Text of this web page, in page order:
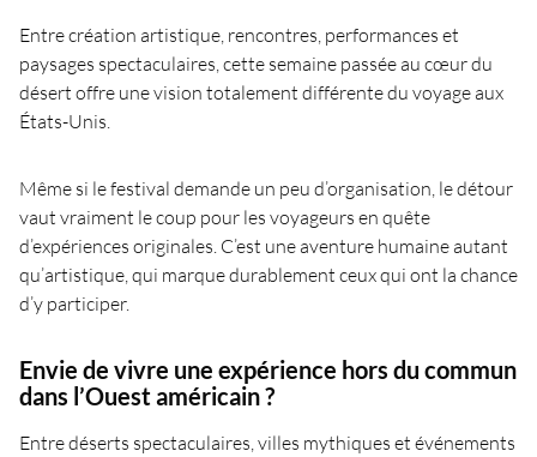
Entre création artistique, rencontres, performances et
paysages spectaculaires, cette semaine passée au cœur du
désert offre une vision totalement différente du voyage aux
États-Unis.
Même si le festival demande un peu d’organisation, le détour
vaut vraiment le coup pour les voyageurs en quête
d’expériences originales. C’est une aventure humaine autant
qu’artistique, qui marque durablement ceux qui ont la chance
d’y participer.
Envie de vivre une expérience hors du commun
dans l’Ouest américain ?
Entre déserts spectaculaires, villes mythiques et événements